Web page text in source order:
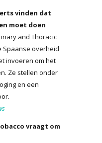
vinden dat
moet doen
and Thoracic
Spaanse overheid
invoeren om het
Ze stellen onder
en een
vraagt om